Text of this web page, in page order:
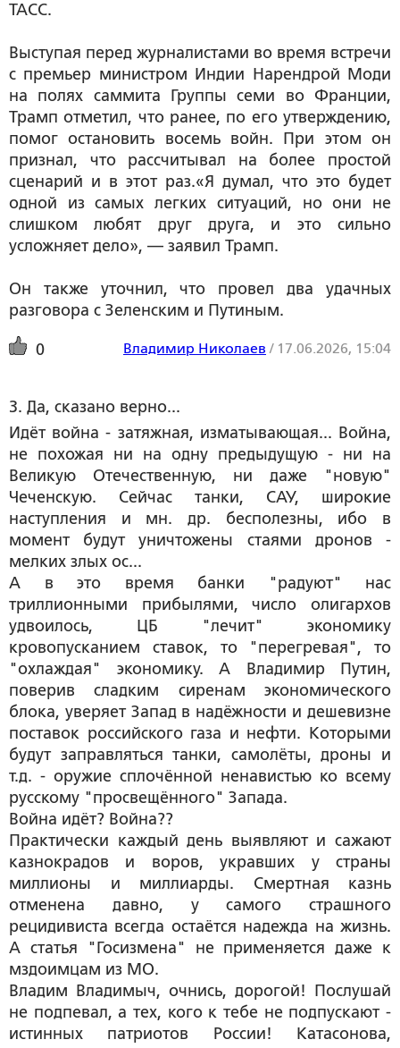
ТАСС.
Выступая перед журналистами во время встречи
с премьер министром Индии Нарендрой Моди
на полях саммита Группы семи во Франции,
Трамп отметил, что ранее, по его утверждению,
помог остановить восемь войн. При этом он
признал, что рассчитывал на более простой
сценарий и в этот раз.«Я думал, что это будет
одной из самых легких ситуаций, но они не
слишком любят друг друга, и это сильно
усложняет дело», — заявил Трамп.
Он также уточнил, что провел два удачных
разговора с Зеленским и Путиным.
0 Владимир Николаев / 17.06.2026, 15:04
3. Да, сказано верно...
Идёт война - затяжная, изматывающая... Война,
не похожая ни на одну предыдущую - ни на
Великую Отечественную, ни даже "новую"
Чеченскую. Сейчас танки, САУ, широкие
наступления и мн. др. бесполезны, ибо в
момент будут уничтожены стаями дронов -
мелких злых ос...
А в это время банки "радуют" нас
триллионными прибылями, число олигархов
удвоилось, ЦБ "лечит" экономику
кровопусканием ставок, то "перегревая", то
"охлаждая" экономику. А Владимир Путин,
поверив сладким сиренам экономического
блока, уверяет Запад в надёжности и дешевизне
поставок российского газа и нефти. Которыми
будут заправляться танки, самолёты, дроны и
т.д. - оружие сплочённой ненавистью ко всему
русскому "просвещённого" Запада.
Война идёт? Война??
Практически каждый день выявляют и сажают
казнокрадов и воров, укравших у страны
миллионы и миллиарды. Смертная казнь
отменена давно, у самого страшного
рецидивиста всегда остаётся надежда на жизнь.
А статья "Госизмена" не применяется даже к
мздоимцам из МО.
Владим Владимыч, очнись, дорогой! Послушай
не подпевал, а тех, кого к тебе не подпускают -
истинных патриотов России! Катасонова,